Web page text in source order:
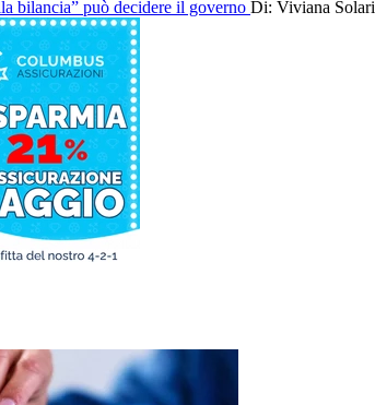
bilancia” può decidere il governo Di: Viviana Solari